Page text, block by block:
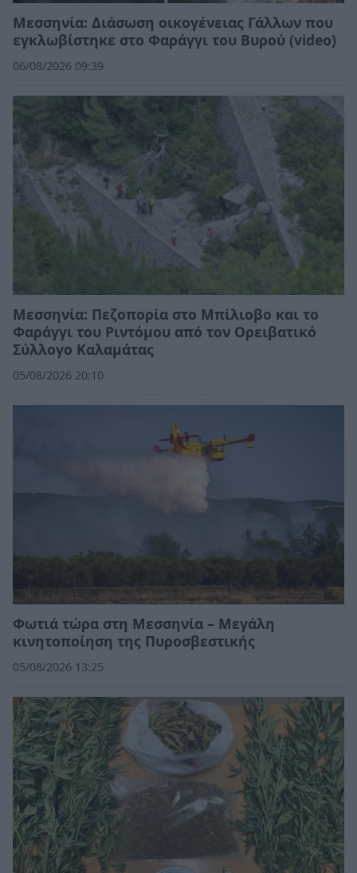
Μεσσηνία: Διάσωση οικογένειας Γάλλων που
εγκλωβίστηκε στο Φαράγγι του Βυρού (video)
06/08/2026 09:39
Μεσσηνία: Πεζοπορία στο Μπίλιοβο και το
Φαράγγι του Ριντόμου από τον Ορειβατικό
Σύλλογο Καλαμάτας
05/08/2026 20:10
Φωτιά τώρα στη Μεσσηνία – Μεγάλη
κινητοποίηση της Πυροσβεστικής
05/08/2026 13:25